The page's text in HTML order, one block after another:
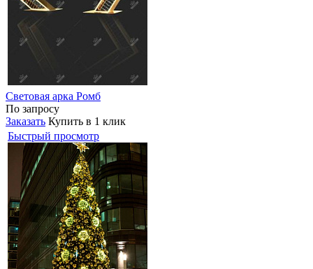
Световая арка Ромб
По запросу
Заказать Купить в 1 клик
Быстрый просмотр